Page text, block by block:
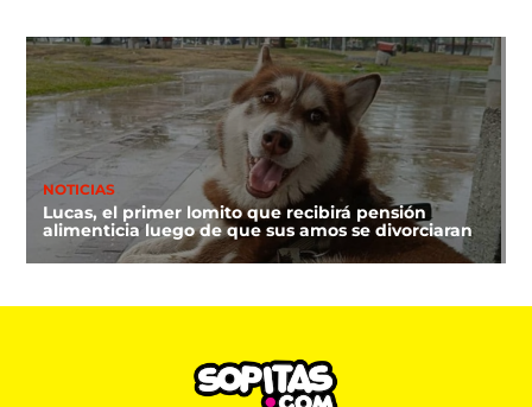
NOTICIAS
Lucas, el primer lomito que recibirá pensión
alimenticia luego de que sus amos se divorciaran